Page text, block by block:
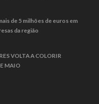
de 5 milhões de euros em
da região
VOLTA A COLORIR
MAIO